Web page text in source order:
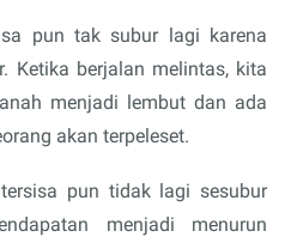
pun tak subur lagi karena
Ketika berjalan melintas, kita
menjadi lembut dan ada
akan terpeleset.
pun tidak lagi sesubur
menjadi menurun